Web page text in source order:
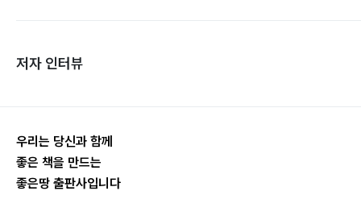
저자 인터뷰
우리는 당신과 함께
좋은 책을 만드는
좋은땅 출판사입니다